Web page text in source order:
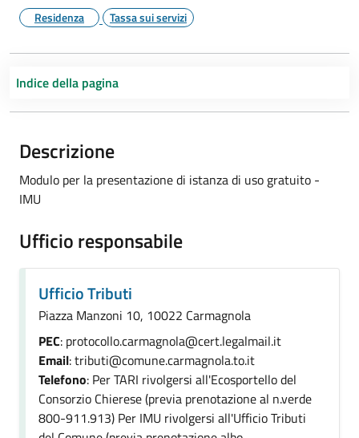
Residenza
Tassa sui servizi
Indice della pagina
Descrizione
Modulo per la presentazione di istanza di uso gratuito -
IMU
Ufficio responsabile
Ufficio Tributi
Piazza Manzoni 10, 10022 Carmagnola
PEC: protocollo.carmagnola@cert.legalmail.it
Email: tributi@comune.carmagnola.to.it
Telefono: Per TARI rivolgersi all'Ecosportello del
Consorzio Chierese (previa prenotazione al n.verde
800-911.913) Per IMU rivolgersi all'Ufficio Tributi